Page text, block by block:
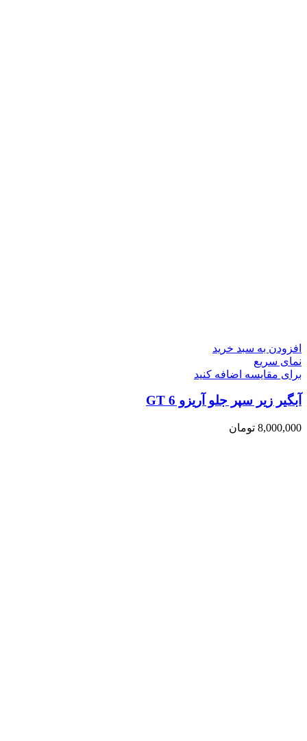
افزودن به سبد خرید
نمای سریع
برای مقایسه اضافه کنید
آبگیر زیر سپر جلو آریزو 6 GT
8,000,000 تومان